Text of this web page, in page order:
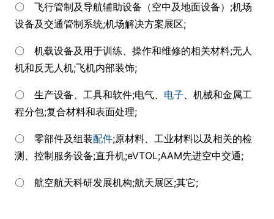
〇 飞行管制及导航辅助设备（空中及地面设备）;机场
设备及交通管制系统;机场解决方案展区;
〇 机载设备及用于训练、操作和维修的相关材料;无人
机和反无人机;飞机内部装饰;
〇 生产设备、工具和软件;电气、 电子、机械和金属工
程分包;复合材料和表面处理;
〇 零部件及组装配件;原材料、工业材料以及相关的检
测、控制服务设备;直升机;eVTOL;AAM先进空中交通;
〇 航空航天科研发展机构;航天展区;其它;